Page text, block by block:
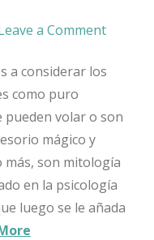
a Comment
a considerar los
como puro
volar o son
mágico y
más, son mitología
en la psicología
luego se le añada